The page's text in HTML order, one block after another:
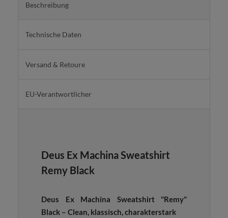
Beschreibung
Technische Daten
Versand & Retoure
EU-Verantwortlicher
Deus Ex Machina Sweatshirt
Remy Black
Deus Ex Machina Sweatshirt "Remy"
Black – Clean, klassisch, charakterstark